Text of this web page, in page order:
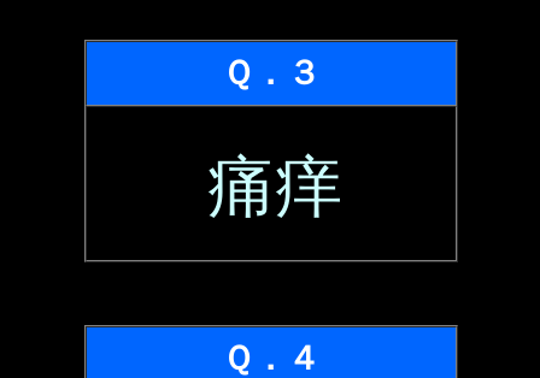
Ｑ．３
痛痒
Ｑ．４